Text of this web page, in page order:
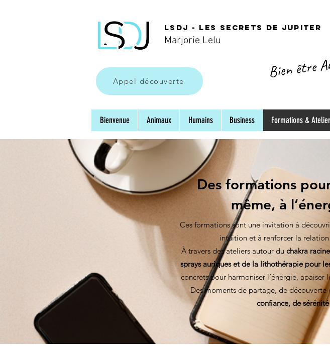
Bien être
LSDJ - Les secrets de Jupiter
Marjorie Lelu
Appel découverte
Bienvenue Animaux Humains Business Formations &
Des formations
même, à
Ces formations sont une invitation à
intuition et à renforcer la
À travers des ateliers autour du chakra
sprays auriques et de la lithothérapie pour
concrets pour harmoniser l’énergie,
Des moments de partage, de
confiance, de